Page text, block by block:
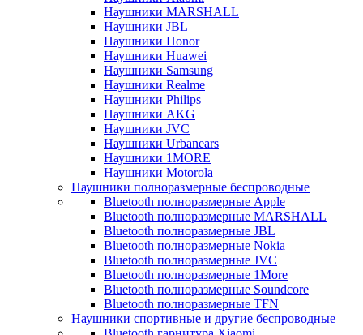
Наушники MARSHALL
Наушники JBL
Наушники Honor
Наушники Huawei
Наушники Samsung
Наушники Realme
Наушники Philips
Наушники AKG
Наушники JVC
Наушники Urbanears
Наушники 1MORE
Наушники Motorola
Наушники полноразмерные беспроводные
Bluetooth полноразмерные Apple
Bluetooth полноразмерные MARSHALL
Bluetooth полноразмерные JBL
Bluetooth полноразмерные Nokia
Bluetooth полноразмерные JVC
Bluetooth полноразмерные 1More
Bluetooth полноразмерные Soundcore
Bluetooth полноразмерные TFN
Наушники спортивные и другие беспроводные